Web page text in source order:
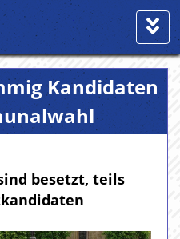
Kandidaten
besetzt, teils